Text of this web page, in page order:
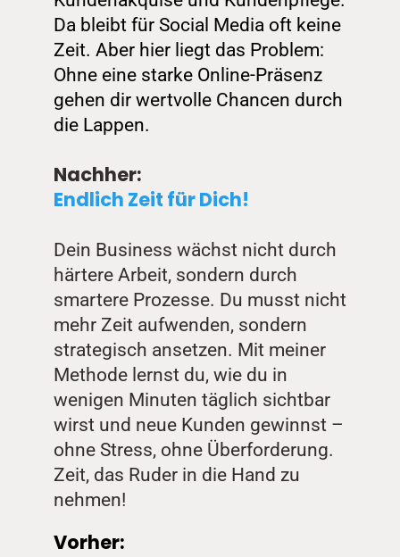
Da bleibt für Social Media oft keine
Zeit. Aber hier liegt das Problem:
Ohne eine starke Online-Präsenz
gehen dir wertvolle Chancen durch
die Lappen.
Nachher:
Endlich Zeit für Dich!
Dein Business wächst nicht durch
härtere Arbeit, sondern durch
smartere Prozesse. Du musst nicht
mehr Zeit aufwenden, sondern
strategisch ansetzen. Mit meiner
Methode lernst du, wie du in
wenigen Minuten täglich sichtbar
wirst und neue Kunden gewinnst –
ohne Stress, ohne Überforderung.
Zeit, das Ruder in die Hand zu
nehmen!
Vorher: